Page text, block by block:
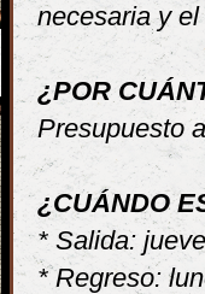
necesaria y
¿POR
Presupuesto
¿CUÁNDO
* Salida:
* Regreso: